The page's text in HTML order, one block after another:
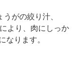
がの絞り汁、
より、肉にしっか
なります。